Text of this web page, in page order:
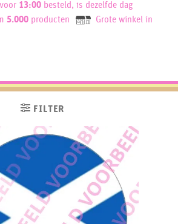
13:00 besteld, is dezelfde dag
5.000 producten
Grote winkel in
FILTER